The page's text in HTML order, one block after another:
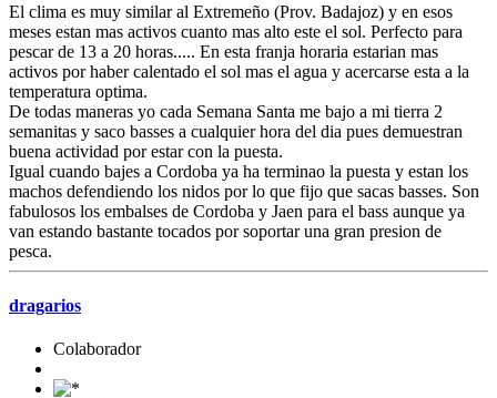
El clima es muy similar al Extremeño (Prov. Badajoz) y en esos
meses estan mas activos cuanto mas alto este el sol. Perfecto para
pescar de 13 a 20 horas..... En esta franja horaria estarian mas
activos por haber calentado el sol mas el agua y acercarse esta a la
temperatura optima.
De todas maneras yo cada Semana Santa me bajo a mi tierra 2
semanitas y saco basses a cualquier hora del dia pues demuestran
buena actividad por estar con la puesta.
Igual cuando bajes a Cordoba ya ha terminao la puesta y estan los
machos defendiendo los nidos por lo que fijo que sacas basses. Son
fabulosos los embalses de Cordoba y Jaen para el bass aunque ya
van estando bastante tocados por soportar una gran presion de
pesca.
dragarios
Colaborador